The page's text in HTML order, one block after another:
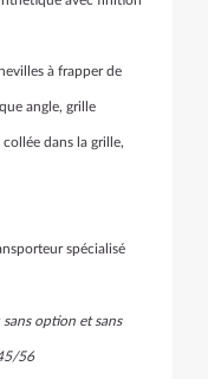
à frapper de
angle, grille
dans la grille,
spécialisé
option et sans
56